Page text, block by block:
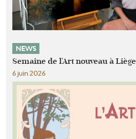
NEWS
Semaine de l'Art nouveau à Liège
6 juin 2026